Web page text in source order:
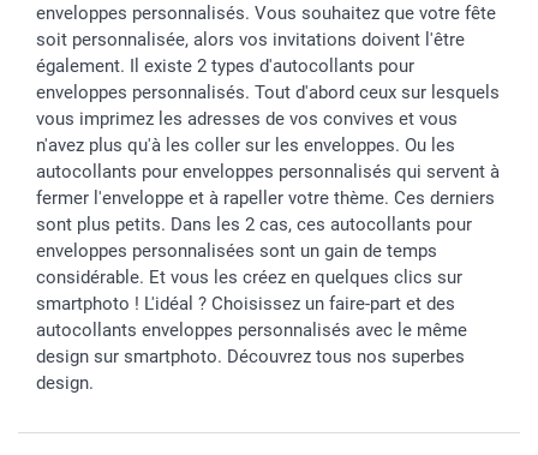
Investisseurs
Droit de rétractation
enveloppes personnalisés. Vous souhaitez que votre fête
soit personnalisée, alors vos invitations doivent l'être
également. Il existe 2 types d'autocollants pour
enveloppes personnalisés. Tout d'abord ceux sur lesquels
vous imprimez les adresses de vos convives et vous
n'avez plus qu'à les coller sur les enveloppes. Ou les
autocollants pour enveloppes personnalisés qui servent à
fermer l'enveloppe et à rapeller votre thème. Ces derniers
sont plus petits. Dans les 2 cas, ces autocollants pour
enveloppes personnalisées sont un gain de temps
considérable. Et vous les créez en quelques clics sur
smartphoto ! L'idéal ? Choisissez un faire-part et des
autocollants enveloppes personnalisés avec le même
design sur smartphoto. Découvrez tous nos superbes
design.